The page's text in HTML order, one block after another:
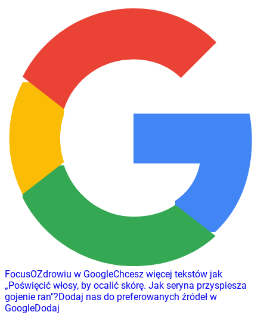
FocusOZdrowiu w GoogleChcesz więcej tekstów jak
„Poświęcić włosy, by ocalić skórę. Jak seryna przyspiesza
gojenie ran"?Dodaj nas do preferowanych źródeł w
GoogleDodaj